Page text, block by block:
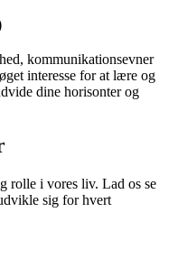
kommunikationsevner
interesse for at lære og
dine horisonter og
rolle i vores liv. Lad os se
sig for hvert